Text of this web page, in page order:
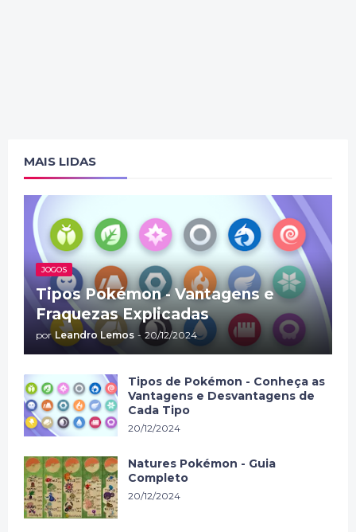
MAIS LIDAS
JOGOS
Tipos Pokémon - Vantagens e
Fraquezas Explicadas
por Leandro Lemos - 20/12/2024
Tipos de Pokémon - Conheça as
Vantagens e Desvantagens de
Cada Tipo
20/12/2024
Natures Pokémon - Guia
Completo
20/12/2024